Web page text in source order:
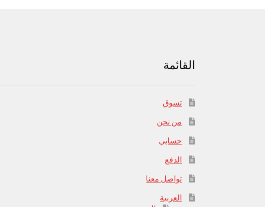
القائمة
تسوق
من نحن
حسابي
الدفع
تواصل معنا
العربية